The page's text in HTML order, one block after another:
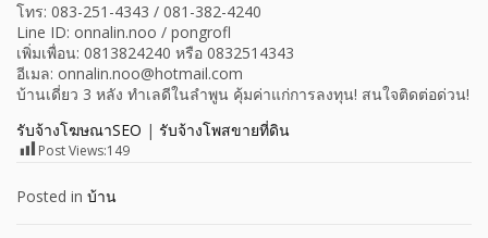
โทร: 083-251-4343 / 081-382-4240
Line ID: onnalin.noo / pongrofl
เพิ่มเพื่อน: 0813824240 หรือ 0832514343
อีเมล: onnalin.noo@hotmail.com
บ้านเดี่ยว 3 หลัง ทำเลดีในลำพูน คุ้มค่าแก่การลงทุน! สนใจติดต่อด่วน!
รับจ้างโฆษณาSEO | รับจ้างโพสขายที่ดิน
Post Views:149
Posted in บ้าน